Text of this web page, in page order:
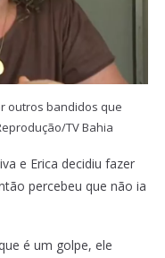
outros bandidos que
TV Bahia
e Erica decidiu fazer
percebeu que não ia
é um golpe, ele